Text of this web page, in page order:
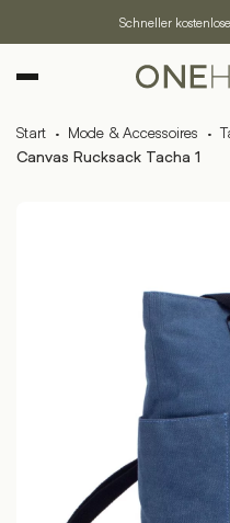
Schneller
Start · Mode & Accessoires ·
Canvas Rucksack Tacha 1